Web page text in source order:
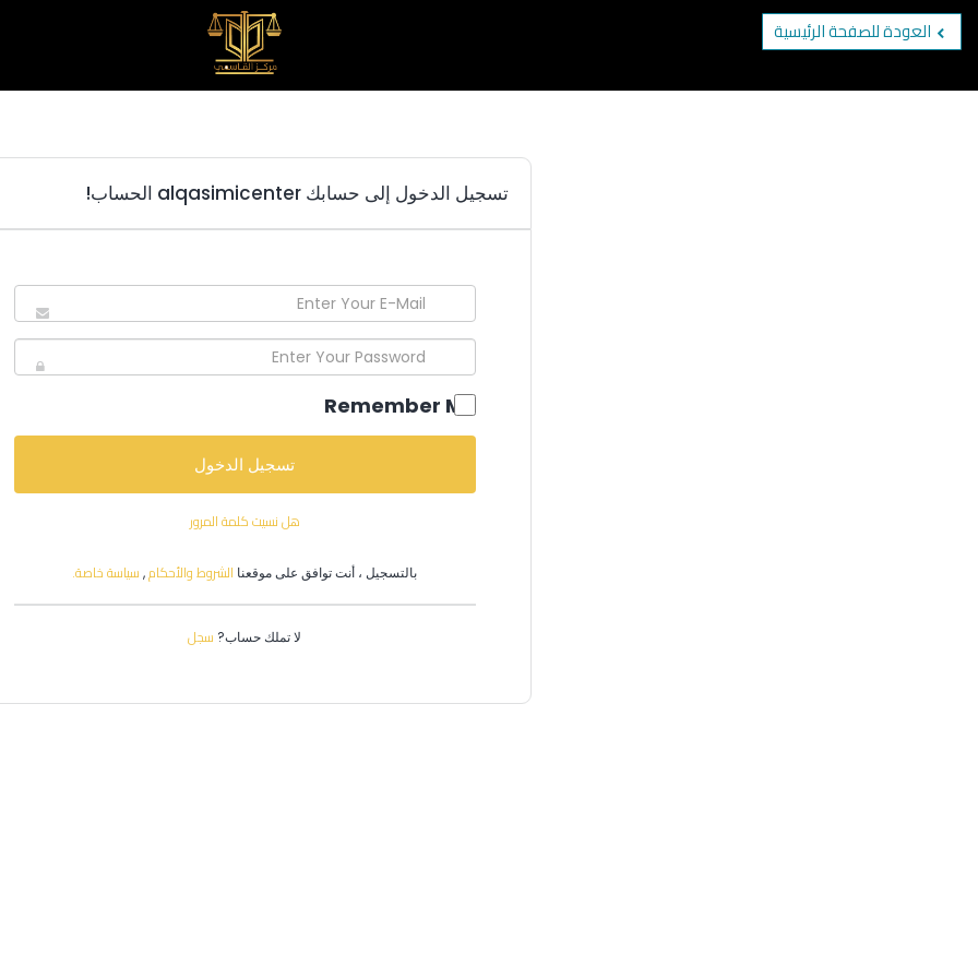
العودة للصفحة الرئيسية
تسجيل الدخول إلى حسابك alqasimicenter الحساب!
Remember Me
تسجيل الدخول
هل نسيت كلمة المرور
بالتسجيل ، أنت توافق على موقعنا الشروط والأحكام, سياسة خاصة.
لا تملك حساب? سجل